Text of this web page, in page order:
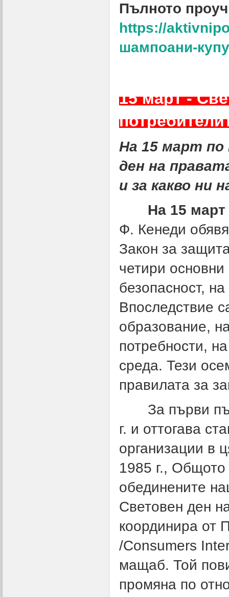
Пълното
https://
шампоани-
15 март -
На 15 март по
ден на
и за какво ни
На 15 март
Ф. Кенеди
Закон за
четири
безопасност,
Впоследствие
образование,
потребности,
среда. Тези
правилата за
За първи път
г. и оттогава
организации в
1985 г.,
обединените
Световен ден
координира от
/Consumers
мащаб. Той
промяна по